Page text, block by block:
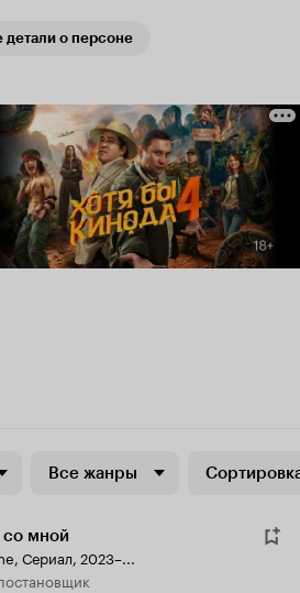
детали о персоне
Все жанры
со мной
, Сериал, 2023–...